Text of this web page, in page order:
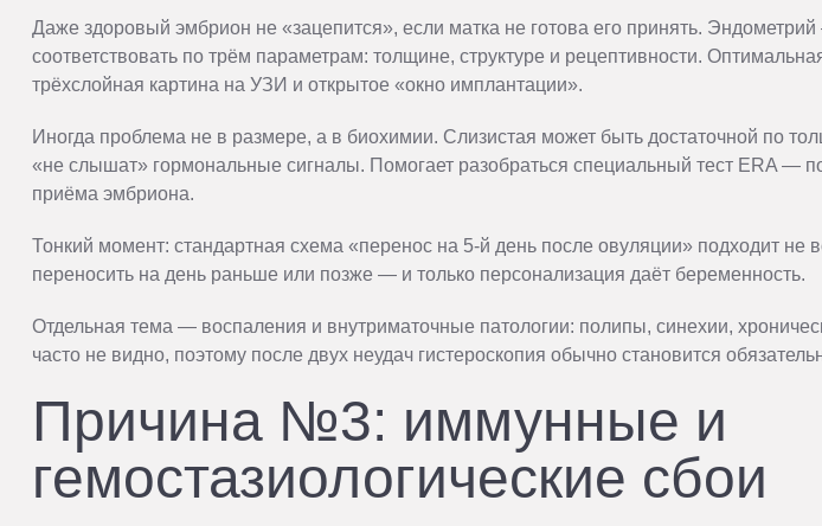
Даже здоровый эмбрион не «зацепится», если матка не готова его принять.
соответствовать по трём параметрам: толщине, структуре и рецептивности.
трёхслойная картина на УЗИ и открытое «окно имплантации».
Иногда проблема не в размере, а в биохимии. Слизистая может быть достаточной по
«не слышат» гормональные сигналы. Помогает разобраться специальный тест ERA —
приёма эмбриона.
Тонкий момент: стандартная схема «перенос на 5-й день после овуляции» подходит не
переносить на день раньше или позже — и только персонализация даёт беременность.
Отдельная тема — воспаления и внутриматочные патологии: полипы, синехии,
часто не видно, поэтому после двух неудач гистероскопия обычно становится
Причина №3: иммунные и
гемостазиологические сбои